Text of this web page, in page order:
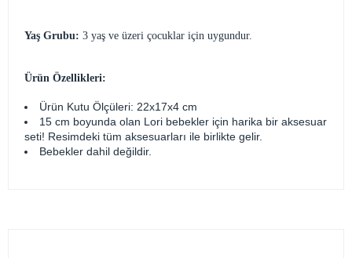
Yaş Grubu: 3 yaş ve üzeri çocuklar için uygundur.
Ürün Özellikleri:
Ürün Kutu Ölçüleri: 22x17x4 cm
15 cm boyunda olan Lori bebekler için harika bir aksesuar
seti! Resimdeki tüm aksesuarları ile birlikte gelir.
Bebekler dahil değildir.